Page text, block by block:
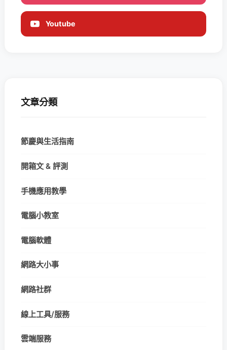
Youtube
文章分類
節慶與生活指南
開箱文 & 評測
手機應用教學
電腦小教室
電腦軟體
網路大小事
網路社群
線上工具/服務
雲端服務